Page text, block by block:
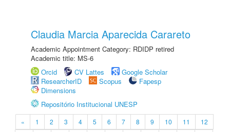
Claudia Marcia Aparecida Carareto
Academic Appointment Category: RDIDP retired
Academic title: MS-6
Orcid
CV Lattes
Google Scholar
ResearcherID
Scopus
Fapesp
Dimensions
Repositório Institucional UNESP
« 1 2 3 4 5 6 7 8 9 10 11
12